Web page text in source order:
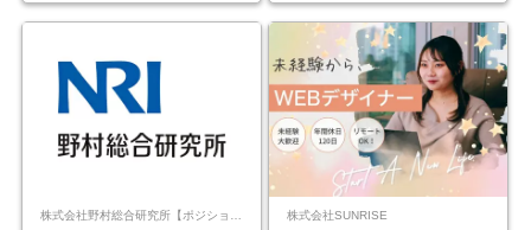
株式会社SUNRISE